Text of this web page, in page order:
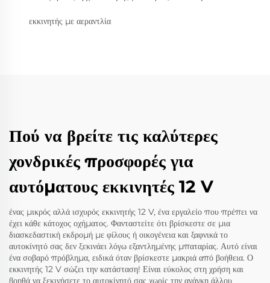
εκκινητής με αεραντλία
Πού να βρείτε τις καλύτερες
χονδρικές προσφορές για
αυτόματους εκκινητές 12 V
ένας μικρός αλλά ισχυρός εκκινητής 12 V, ένα εργαλείο που πρέπει να
έχει κάθε κάτοχος οχήματος. Φανταστείτε ότι βρίσκεστε σε μια
διασκεδαστική εκδρομή με φίλους ή οικογένεια και ξαφνικά το
αυτοκίνητό σας δεν ξεκινάει λόγω εξαντλημένης μπαταρίας. Αυτό είναι
ένα σοβαρό πρόβλημα, ειδικά όταν βρίσκεστε μακριά από βοήθεια. Ο
εκκινητής 12 V σώζει την κατάσταση! Είναι εύκολος στη χρήση και
βοηθά να ξεκινήσετε το αυτοκίνητό σας χωρίς την ανάγκη άλλου